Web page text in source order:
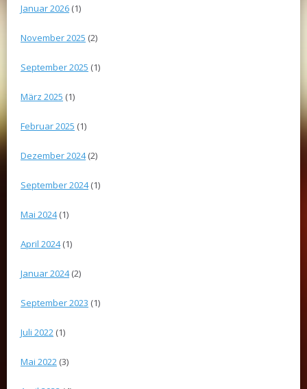
Januar 2026 (1)
November 2025 (2)
September 2025 (1)
März 2025 (1)
Februar 2025 (1)
Dezember 2024(2)
September 2024(1)
Mai 2024(1)
April 2024(1)
Januar 2024(2)
September 2023 (1)
Juli 2022 (1)
Mai 2022 (3)